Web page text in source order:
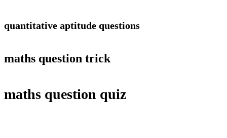
quantitative aptitude questions
maths question trick
maths question quiz